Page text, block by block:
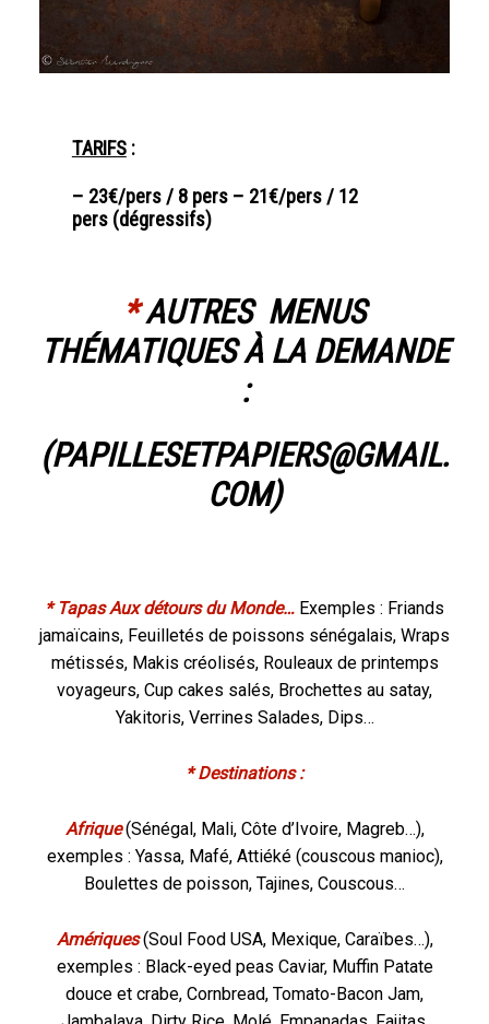
TARIFS:
– 23€/pers / 8 pers – 21€/pers / 12
pers (dégressifs)
* AUTRES MENUS
THÉMATIQUESÀ LA DEMANDE
:
(PAPILLESETPAPIERS@GMAIL.
COM)
* Tapas Aux détours du Monde… Exemples : Friands
jamaïcains, Feuilletés de poissons sénégalais, Wraps
métissés, Makis créolisés, Rouleaux de printemps
voyageurs, Cup cakes salés, Brochettes au satay,
Yakitoris, Verrines Salades, Dips…
* Destinations :
Afrique (Sénégal, Mali, Côte d’Ivoire, Magreb…),
exemples : Yassa, Mafé, Attiéké (couscous manioc),
Boulettes de poisson, Tajines, Couscous…
Amériques (Soul Food USA, Mexique, Caraïbes…),
exemples : Black-eyed peas Caviar, Muffin Patate
douce et crabe, Cornbread, Tomato-Bacon Jam,